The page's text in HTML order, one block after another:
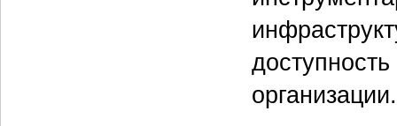
организации.